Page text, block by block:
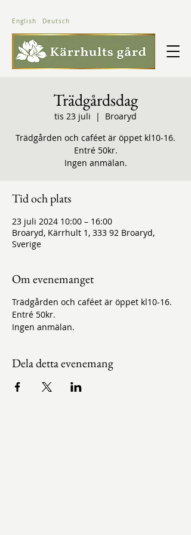
English Deutsch
Trädgårdsdag
tis 23 juli
  |
Broaryd
Trädgården och caféet är öppet kl10-16.
Entré 50kr.
Ingen anmälan.
Tid och plats
23 juli 2024 10:00 – 16:00
Broaryd, Kärrhult 1, 333 92 Broaryd,
Sverige
Om evenemanget
Trädgården och caféet är öppet kl10-16.
Entré 50kr.
Ingen anmälan.
Dela detta evenemang